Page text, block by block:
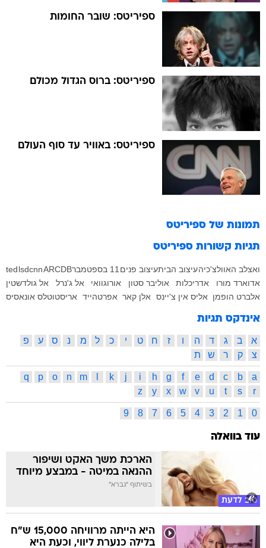
ספיריטס: שובר החומות
ספיריטס: ברוס הגדול מכולם
ספיריטס: באוויר עד סוף העולם
תמונות של ספיריטס
תגיות קשורות ספיריטס
ואצלב האוולצ'כיהעיצוב הביתעיצוב פנים 11 בספטמבר ARCDB
cnn
lsd
ted
אדוארד מורו
אדריכלות אוליבר סטון אורוגוואי אל ג'נרל
אל גולדשטין
אלברט הופמן
אליס אין צ'יינס אלן קאר אפרטהייד אריסטוטלס אונאסיס
אינדקס תגיות
א ב ג ד ה ו ז ח ט י כ ל מ נ ס ע
פ
צ
ק ר ש ת
a
b
c
d
e
f
g
h
i
j
k
m
n
o
p
q
r
s
t
u
v
w
x
y
z
0
1
2
3
4
5
6
7
8
9
עוד בוואלה
טוב לדעת
הארכת משך האקט ושיפור
ההנאה במיטה - במבצע מיוחד
בשיתוף "גברא"
היא הייתה מרוויחה 15,000 ש"ח
בלילה כנערת ליווי, וכעת היא